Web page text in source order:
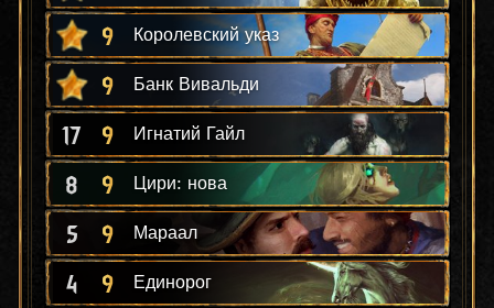
9 Королевский указ
9 Банк Вивальди
17 9 Игнатий Гайл
8 9 Цири: нова
5 9 Мараал
4 9 Единорог